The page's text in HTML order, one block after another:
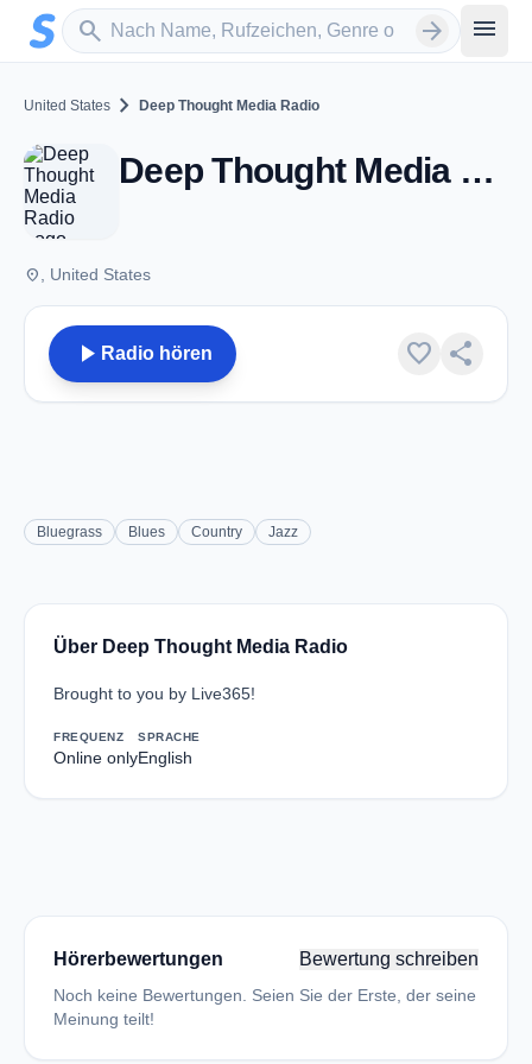
Zum Hauptinhalt springen
search
Sender suchen arrow_forward menu
United States chevron_right Deep Thought Media Radio
Deep Thought Media Radio
place , United States
play_arrow Radio hören favorite share
Bluegrass Blues Country Jazz
Über Deep Thought Media Radio
Brought to you by Live365!
FREQUENZ
Online only
SPRACHE
English
Hörerbewertungen Bewertung schreiben
Noch keine Bewertungen. Seien Sie der Erste, der seine
Meinung teilt!